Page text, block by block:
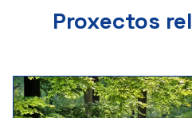
Proxectos